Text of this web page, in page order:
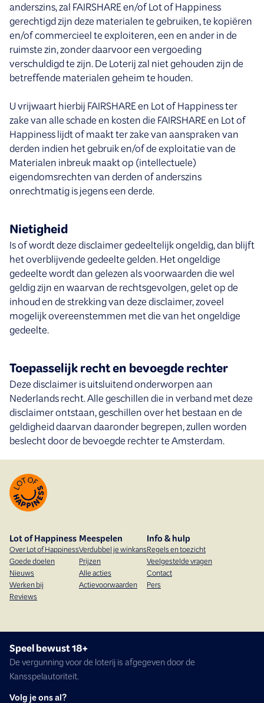
anderszins, zal FAIRSHARE en/of Lot of Happiness
gerechtigd zijn deze materialen te gebruiken, te kopiëren
en/of commercieel te exploiteren, een en ander in de
ruimste zin, zonder daarvoor een vergoeding
verschuldigd te zijn. De Loterij zal niet gehouden zijn de
betreffende materialen geheim te houden.
U vrijwaart hierbij FAIRSHARE en Lot of Happiness ter
zake van alle schade en kosten die FAIRSHARE en Lot of
Happiness lijdt of maakt ter zake van aanspraken van
derden indien het gebruik en/of de exploitatie van de
Materialen inbreuk maakt op (intellectuele)
eigendomsrechten van derden of anderszins
onrechtmatig is jegens een derde.
Nietigheid
Is of wordt deze disclaimer gedeeltelijk ongeldig, dan blijft
het overblijvende gedeelte gelden. Het ongeldige
gedeelte wordt dan gelezen als voorwaarden die wel
geldig zijn en waarvan de rechtsgevolgen, gelet op de
inhoud en de strekking van deze disclaimer, zoveel
mogelijk overeenstemmen met die van het ongeldige
gedeelte.
Toepasselijk recht en bevoegde rechter
Deze disclaimer is uitsluitend onderworpen aan
Nederlands recht. Alle geschillen die in verband met deze
disclaimer ontstaan, geschillen over het bestaan en de
geldigheid daarvan daaronder begrepen, zullen worden
beslecht door de bevoegde rechter te Amsterdam.
Lot of Happiness
Over Lot of Happiness
Goede doelen
Nieuws
Werken bij
Reviews
Meespelen
Verdubbel je winkans
Prijzen
Alle acties
Actievoorwaarden
Info & hulp
Regels en toezicht
Veelgestelde vragen
Contact
Pers
Speel bewust 18+
De vergunning voor de loterij is afgegeven door de
Kansspelautoriteit.
Volg je ons al?